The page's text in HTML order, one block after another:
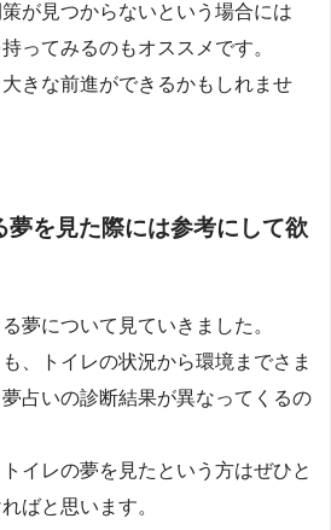
が見つからないという場合には
ってみるのもオススメです。
きな前進ができるかもしれませ
夢を見た際には参考にして欲
夢について見ていきました。
、トイレの状況から環境までさま
占いの診断結果が異なってくるの
イレの夢を見たという方はぜひと
ばと思います。